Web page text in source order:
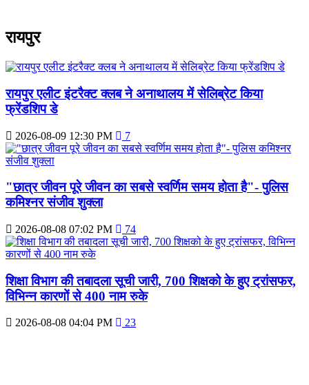
रायपुर
रायपुर एलीट इंटरैक्ट क्लब ने अनाथालय में सेलिब्रेट किया
फ्रेंडशिप डे
2026-08-09 12:30 PM 7
"छात्र जीवन पूरे जीवन का सबसे स्वर्णिम समय होता है"- पुलिस
कमिश्नर संजीव शुक्ला
2026-08-08 07:02 PM 74
शिक्षा विभाग की तबादला सूची जारी, 700 शिक्षको के हुए ट्रांसफर,
विभिन्न कारणों से 400 नाम रुके
2026-08-08 04:04 PM 23